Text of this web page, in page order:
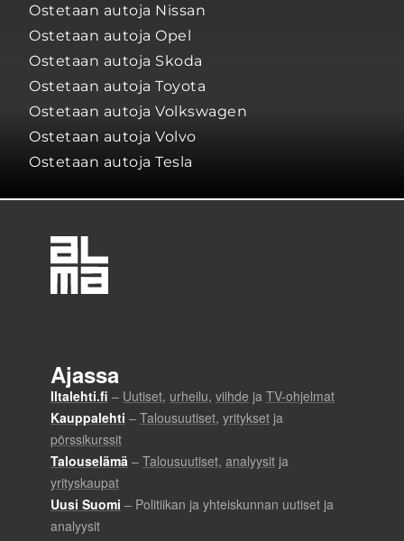
Ostetaan autoja Nissan
Ostetaan autoja Opel
Ostetaan autoja Skoda
Ostetaan autoja Toyota
Ostetaan autoja Volkswagen
Ostetaan autoja Volvo
Ostetaan autoja Tesla